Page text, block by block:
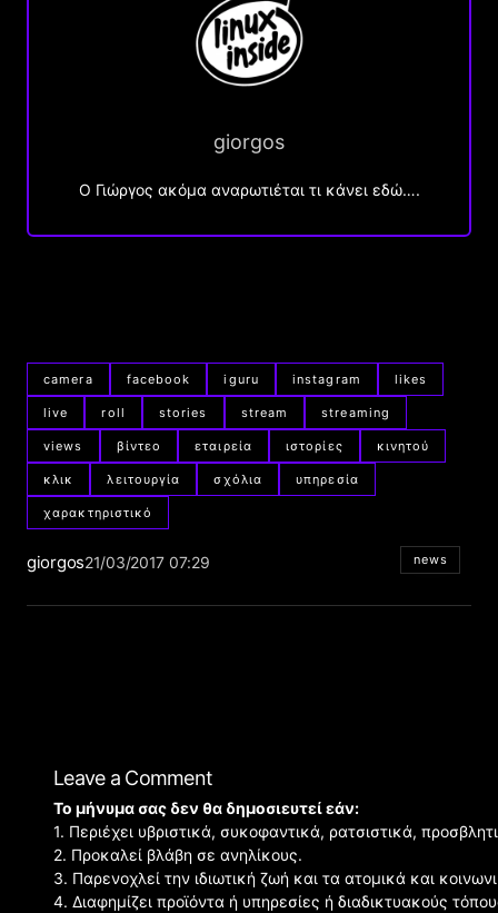
giorgos
Ο Γιώργος ακόμα αναρωτιέται τι κάνει εδώ….
camera facebook iguru instagram likes
live roll stories stream streaming
views βίντεο εταιρεία ιστορίες κινητού
κλικ λειτουργία σχόλια υπηρεσία
χαρακτηριστικό
giorgos21/03/2017 07:29 news
Leave a Comment
Το μήνυμα σας δεν θα δημοσιευτεί εάν:
1. Περιέχει υβριστικά, συκοφαντικά, ρατσιστικά,
2. Προκαλεί βλάβη σε ανηλίκους.
3. Παρενοχλεί την ιδιωτική ζωή και τα ατομικά και
4. Διαφημίζει προϊόντα ή υπηρεσίες ή διαδικτυακούς